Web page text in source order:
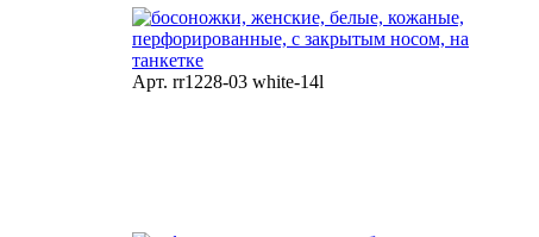
Арт. rr1228-03 white-14l